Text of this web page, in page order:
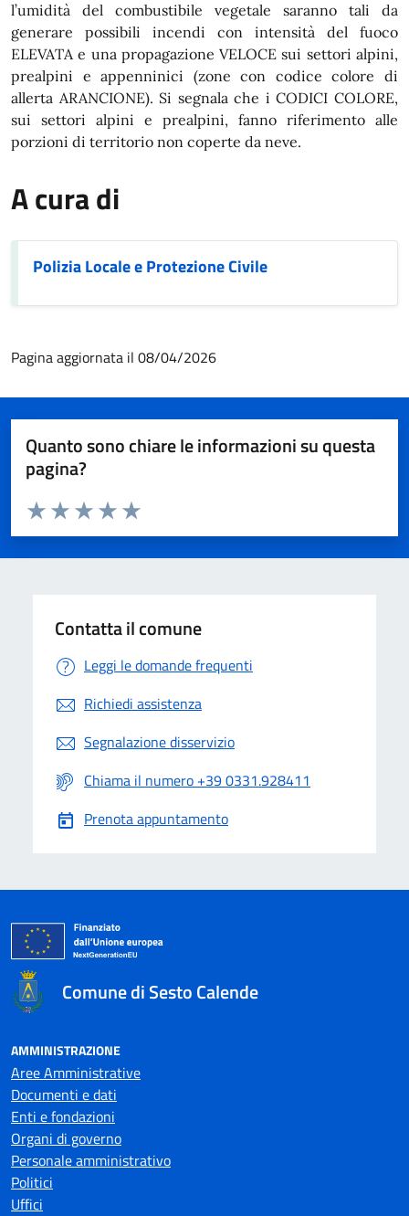
l’umidità del combustibile vegetale saranno tali da
generare possibili incendi con intensità del fuoco
ELEVATA e una propagazione VELOCE sui settori alpini,
prealpini e appenninici (zone con codice colore di
allerta ARANCIONE). Si segnala che i CODICI COLORE,
sui settori alpini e prealpini, fanno riferimento alle
porzioni di territorio non coperte da neve.
A cura di
Polizia Locale e Protezione Civile
Pagina aggiornata il 08/04/2026
Quanto sono chiare le informazioni su questa
pagina?
Valuta da 1 a 5 stelle la pagina
Valuta 5 stelle su 5
Valuta 4 stelle su 5
Valuta 3 stelle su 5
Valuta 2 stelle su 5
Valuta 1 stelle su 5
Contatta il comune
Leggi le domande frequenti
Richiedi assistenza
Segnalazione disservizio
Chiama il numero +39 0331.928411
Prenota appuntamento
Comune di Sesto Calende
AMMINISTRAZIONE
Aree Amministrative
Documenti e dati
Enti e fondazioni
Organi di governo
Personale amministrativo
Politici
Uffici